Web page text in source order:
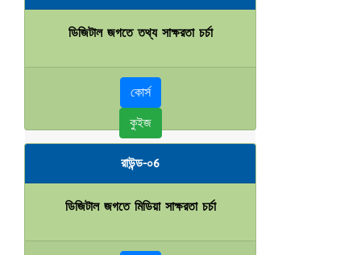
ডিজিটাল জগতে তথ্য সাক্ষরতা চর্চা
কোর্স
কুইজ
রাউন্ড-০6
ডিজিটাল জগতে মিডিয়া সাক্ষরতা চর্চা